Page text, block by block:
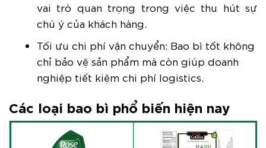
vai trò quan trọng trong việc thu hút sự
chú ý của khách hàng.
Tối ưu chi phí vận chuyển: Bao bì tốt không
chỉ bảo vệ sản phẩm mà còn giúp doanh
nghiệp tiết kiệm chi phí logistics.
Các loại bao bì phổ biến hiện nay